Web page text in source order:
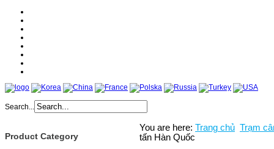
Search...
Product Category
You are here: Trang chủ Trạm
tấn Hàn Quốc